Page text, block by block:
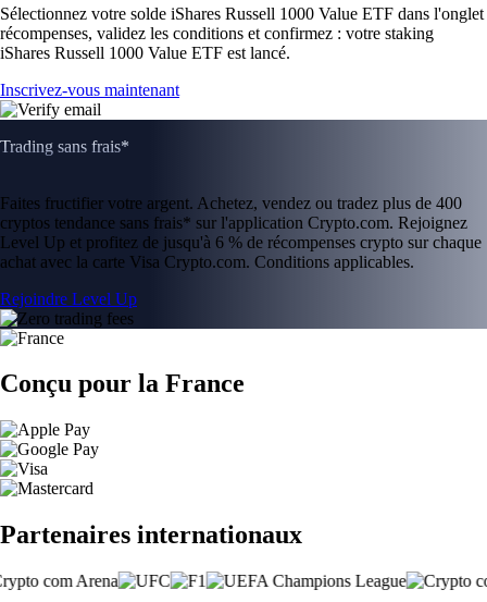
Sélectionnez votre solde iShares Russell 1000 Value ETF dans l'onglet
récompenses, validez les conditions et confirmez : votre staking
iShares Russell 1000 Value ETF est lancé.
Inscrivez-vous maintenant
Trading sans frais*
Faites fructifier votre argent. Achetez, vendez ou tradez plus de 400
cryptos tendance sans frais* sur l'application Crypto.com. Rejoignez
Level Up et profitez de jusqu'à 6 % de récompenses crypto sur chaque
achat avec la carte Visa Crypto.com. Conditions applicables.
Rejoindre Level Up
Conçu pour la France
Partenaires internationaux